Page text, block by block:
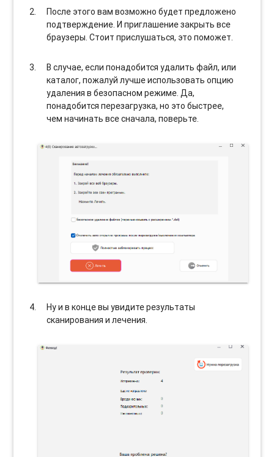
После этого вам возможно будет предложено
подтверждение. И приглашение закрыть все
браузеры. Стоит прислушаться, это поможет.
В случае, если понадобится удалить файл, или
каталог, пожалуй лучше использовать опцию
удаления в безопасном режиме. Да,
понадобится перезагрузка, но это быстрее,
чем начинать все сначала, поверьте.
Ну и в конце вы увидите результаты
сканирования и лечения.